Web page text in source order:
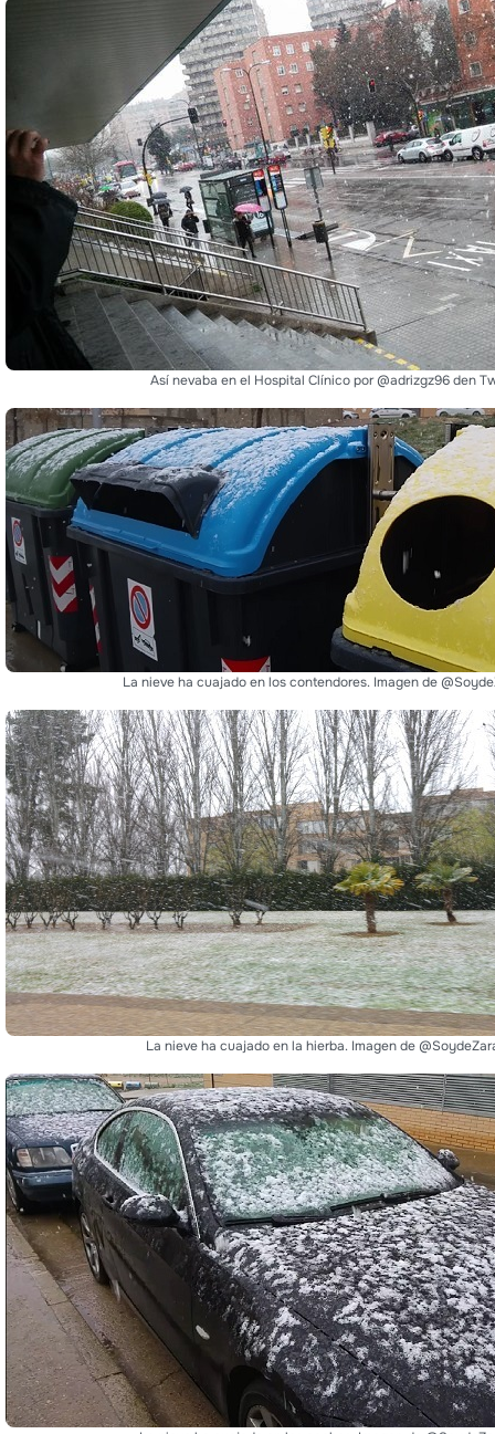
Así nevaba en el Hospital Clínico por @adrizgz96 den
La nieve ha cuajado en los contendores. Imagen de
La nieve ha cuajado en la hierba. Imagen de